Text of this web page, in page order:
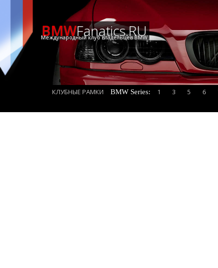
BMWFanatics.RU
Международный клуб владельцев BMW
КЛУБНЫЕ РАМКИ BMW Series: 1 3 5 6